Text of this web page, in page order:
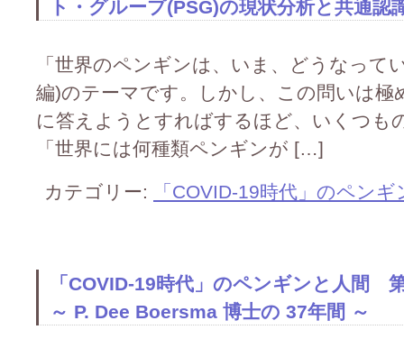
ト・グループ(PSG)の現状分析と共通認
「世界のペンギンは、いま、どうなって
編)のテーマです。しかし、この問いは
に答えようとすればするほど、いくつも
「世界には何種類ペンギンが […]
カテゴリー: 「COVID-19時代」のペンギ
「COVID-19時代」のペンギンと人間
～ P. Dee Boersma 博士の 37年間 ～